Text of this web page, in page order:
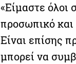
«Είμαστε όλοι
προσωπικό και
Είναι επίσης
μπορεί να